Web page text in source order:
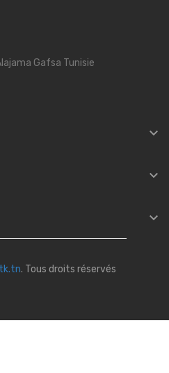
Gafsa Tunisie



. Tous droits réservés